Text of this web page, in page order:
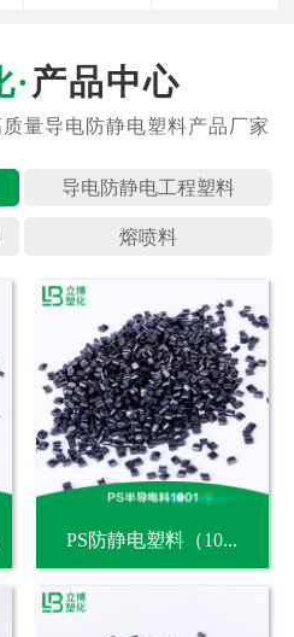
产品中心
导电防静
熔喷料
PS防静电塑料（10...